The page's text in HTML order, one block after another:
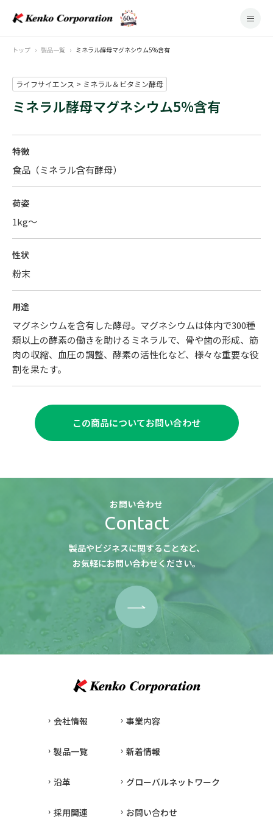
トップ 製品一覧 ミネラル酵母マグネシウム5%含有
ライフサイエンス > ミネラル＆ビタミン酵母
ミネラル酵母マグネシウム5%含有
特徴
食品（ミネラル含有酵母）
荷姿
1kg～
性状
粉末
用途
マグネシウムを含有した酵母。マグネシウムは体内で300種
類以上の酵素の働きを助けるミネラルで、骨や歯の形成、筋
肉の収縮、血圧の調整、酵素の活性化など、様々な重要な役
割を果たす。
この商品についてお問い合わせ
お問い合わせ
Contact
製品やビジネスに関することなど、
お気軽にお問い合わせください。
会社情報 事業内容
製品一覧 新着情報
沿革 グローバルネットワーク
採用関連 お問い合わせ